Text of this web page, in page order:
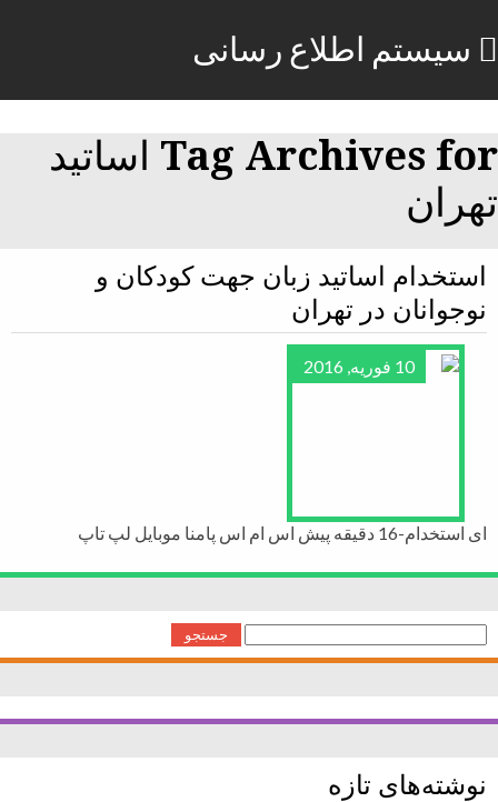
سیستم اطلاع رسانی
Tag Archives for اساتید
تهران
استخدام اساتید زبان جهت کودکان و
نوجوانان در تهران
10 فوریه, 2016
ای استخدام-16 دقیقه پیش اس ام اس پامنا موبایل لپ تاپ
جستجو
برای:
نوشته‌های تازه